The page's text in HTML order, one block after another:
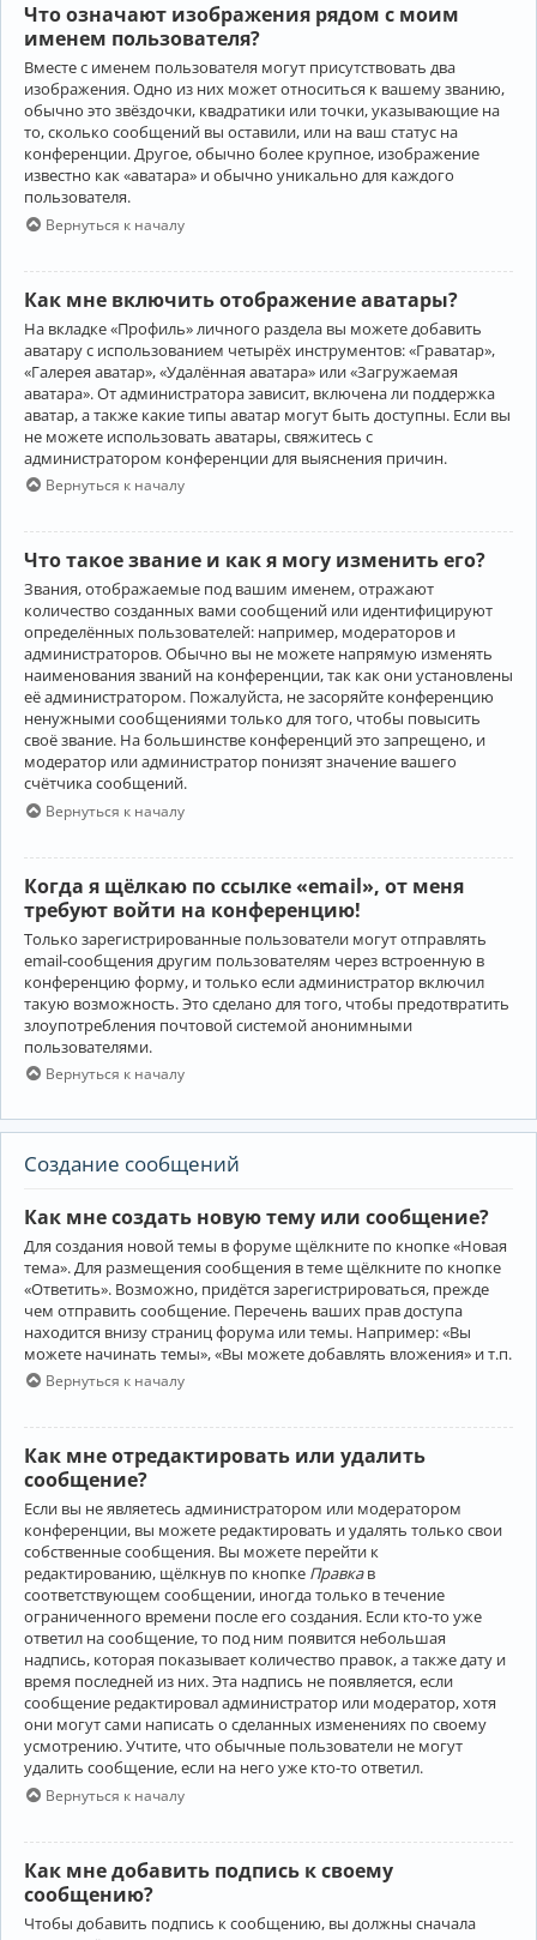
Что означают изображения рядом с моим
именем пользователя?
Вместе с именем пользователя могут присутствовать два
изображения. Одно из них может относиться к вашему званию,
обычно это звёздочки, квадратики или точки, указывающие на
то, сколько сообщений вы оставили, или на ваш статус на
конференции. Другое, обычно более крупное, изображение
известно как «аватара» и обычно уникально для каждого
пользователя.
Вернуться к началу
Как мне включить отображение аватары?
На вкладке «Профиль» личного раздела вы можете добавить
аватару с использованием четырёх инструментов: «Граватар»,
«Галерея аватар», «Удалённая аватара» или «Загружаемая
аватара». От администратора зависит, включена ли поддержка
аватар, а также какие типы аватар могут быть доступны. Если вы
не можете использовать аватары, свяжитесь с
администратором конференции для выяснения причин.
Вернуться к началу
Что такое звание и как я могу изменить его?
Звания, отображаемые под вашим именем, отражают
количество созданных вами сообщений или идентифицируют
определённых пользователей: например, модераторов и
администраторов. Обычно вы не можете напрямую изменять
наименования званий на конференции, так как они установлены
её администратором. Пожалуйста, не засоряйте конференцию
ненужными сообщениями только для того, чтобы повысить
своё звание. На большинстве конференций это запрещено, и
модератор или администратор понизят значение вашего
счётчика сообщений.
Вернуться к началу
Когда я щёлкаю по ссылке «email», от меня
требуют войти на конференцию!
Только зарегистрированные пользователи могут отправлять
email-сообщения другим пользователям через встроенную в
конференцию форму, и только если администратор включил
такую возможность. Это сделано для того, чтобы предотвратить
злоупотребления почтовой системой анонимными
пользователями.
Вернуться к началу
Создание сообщений
Как мне создать новую тему или сообщение?
Для создания новой темы в форуме щёлкните по кнопке «Новая
тема». Для размещения сообщения в теме щёлкните по кнопке
«Ответить». Возможно, придётся зарегистрироваться, прежде
чем отправить сообщение. Перечень ваших прав доступа
находится внизу страниц форума или темы. Например: «Вы
можете начинать темы», «Вы можете добавлять вложения» и т.п.
Вернуться к началу
Как мне отредактировать или удалить
сообщение?
Если вы не являетесь администратором или модератором
конференции, вы можете редактировать и удалять только свои
собственные сообщения. Вы можете перейти к
редактированию, щёлкнув по кнопке Правкав
соответствующем сообщении, иногда только в течение
ограниченного времени после его создания. Если кто-то уже
ответил на сообщение, то под ним появится небольшая
надпись, которая показывает количество правок, а также дату и
время последней из них. Эта надпись не появляется, если
сообщение редактировал администратор или модератор, хотя
они могут сами написать о сделанных изменениях по своему
усмотрению. Учтите, что обычные пользователи не могут
удалить сообщение, если на него уже кто-то ответил.
Вернуться к началу
Как мне добавить подпись к своему
сообщению?
Чтобы добавить подпись к сообщению, вы должны сначала